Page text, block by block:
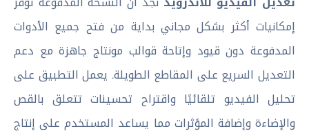
إمكانيات أكثر بشكل مجاني بداية من فتح جميع الأدوات
المدفوعة دون قيود وإتاحة قوالب مونتاج جاهزة مع دعم
التعديل السريع على المقاطع الطويلة. يعمل التطبيق على
تحليل الفيديو تلقائيًا واقتراح تحسينات تتعلق بالقص
والإضاءة وإضافة المؤثرات مما يساعد المستخدم على إنتاج